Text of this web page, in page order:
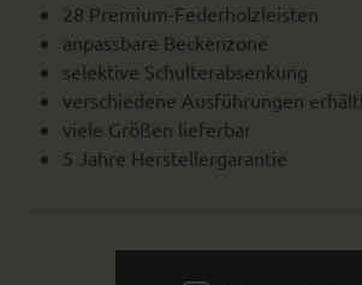
28 Premium-Federholzleisten
anpassbare Beckenzone
selektive Schulterabsenkung
verschiedene Ausführungen
viele Größen lieferbar
5 Jahre Herstellergarantie